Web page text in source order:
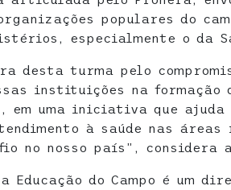
populares do
especialmente o da
desta turma pelo
instituições na formação
em uma iniciativa que ajuda
à saúde nas áreas
no nosso país”, considera
Educação do Campo é um